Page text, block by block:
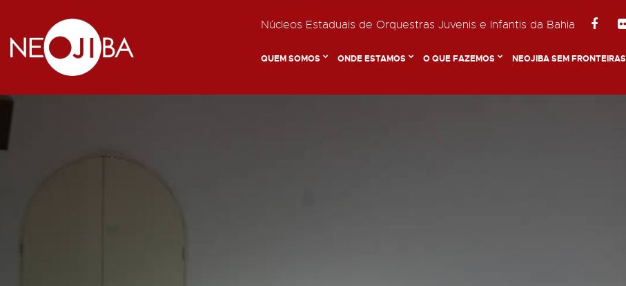
Núcleos Estaduais de Orquestras Juvenis e Infantis da Bahia
QUEM SOMOS ONDE ESTAMOS O QUE FAZEMOS NEOJIBA SEM FRONTEIRAS